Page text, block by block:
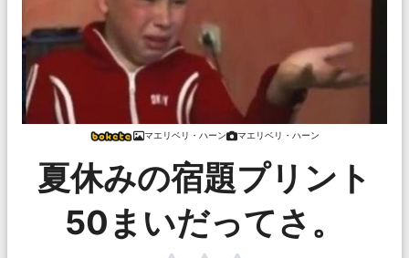
マエリベリ・ハーン マエリベリ・ハーン
夏休みの宿題プリント
50まいだってさ。